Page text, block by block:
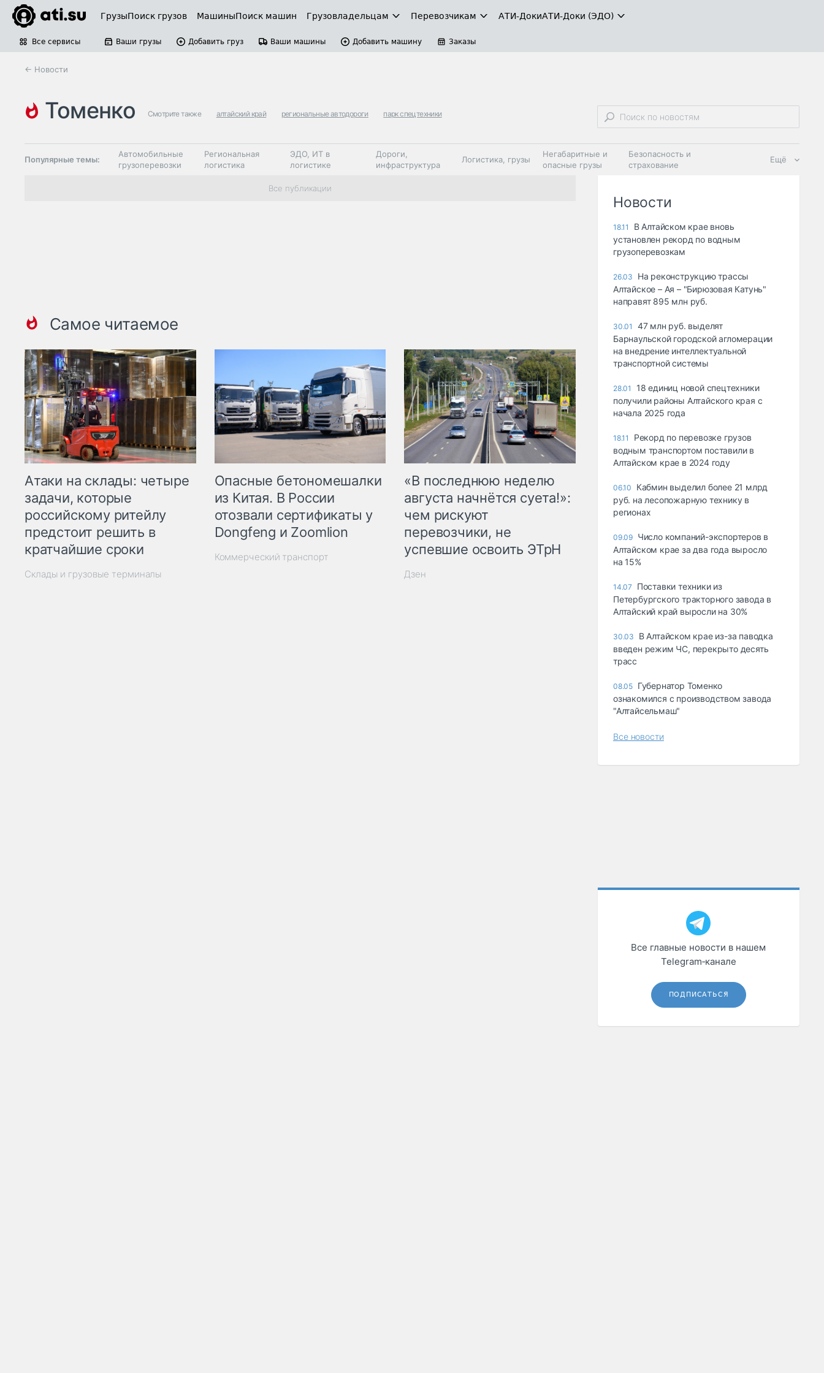
ГрузыПоиск грузов МашиныПоиск машин Грузовладельцам Перевозчикам АТИ-ДокиАТИ-Доки (ЭДО)
Все сервисы Ваши грузы Добавить груз Ваши машины Добавить машину Заказы
← Новости
томенко Смотрите также алтайский край региональные автодороги парк спецтехники
Популярные темы:
Автомобильные
грузоперевозки
Региональная
логистика
ЭДО, ИТ в
логистике
Дороги,
инфраструктура
Логистика, грузы
Негабаритные и
опасные грузы
Безопасность и
страхование
Коммерческий
транспорт
Ещё
Все публикации
Самое читаемое
Атаки на склады: четыре
задачи, которые
российскому ритейлу
предстоит решить в
кратчайшие сроки
Склады и грузовые терминалы
Опасные бетономешалки
из Китая. В России
отозвали сертификаты у
Dongfeng и Zoomlion
Коммерческий транспорт
«В последнюю неделю
августа начнётся суета!»:
чем рискуют
перевозчики, не
успевшие освоить ЭТрН
Дзен
Новости
18.11
В Алтайском крае вновь
установлен рекорд по водным
грузоперевозкам
26.03
На реконструкцию трассы
Алтайское – Ая – "Бирюзовая Катунь"
направят 895 млн руб.
30.01
47 млн руб. выделят
Барнаульской городской агломерации
на внедрение интеллектуальной
транспортной системы
28.01
18 единиц новой спецтехники
получили районы Алтайского края с
начала 2025 года
18.11
Рекорд по перевозке грузов
водным транспортом поставили в
Алтайском крае в 2024 году
06.10
Кабмин выделил более 21 млрд
руб. на лесопожарную технику в
регионах
09.09 Число компаний-экспортеров в
Алтайском крае за два года выросло
на 15%
14.07
Поставки техники из
Петербургского тракторного завода в
Алтайский край выросли на 30%
30.03
В Алтайском крае из-за паводка
введен режим ЧС, перекрыто десять
трасс
08.05 Губернатор Томенко
ознакомился с производством завода
"Алтайсельмаш"
Все новости
Все главные новости в нашем
Telegram‑канале
ПОДПИСАТЬСЯ